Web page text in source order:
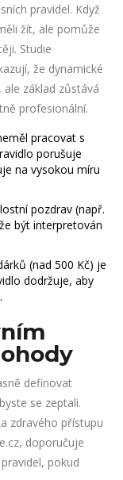
pravidel. Když
žít, ale pomůže
Studie
že dynamické
základ zůstává
profesionální.
pracovat s
porušuje
na vysokou míru
pozdrav (např.
být interpretován
(nad 500 Kč) je
dodržuje, aby
definovat
se zeptali.
zdravého přístupu
doporučuje
pokud